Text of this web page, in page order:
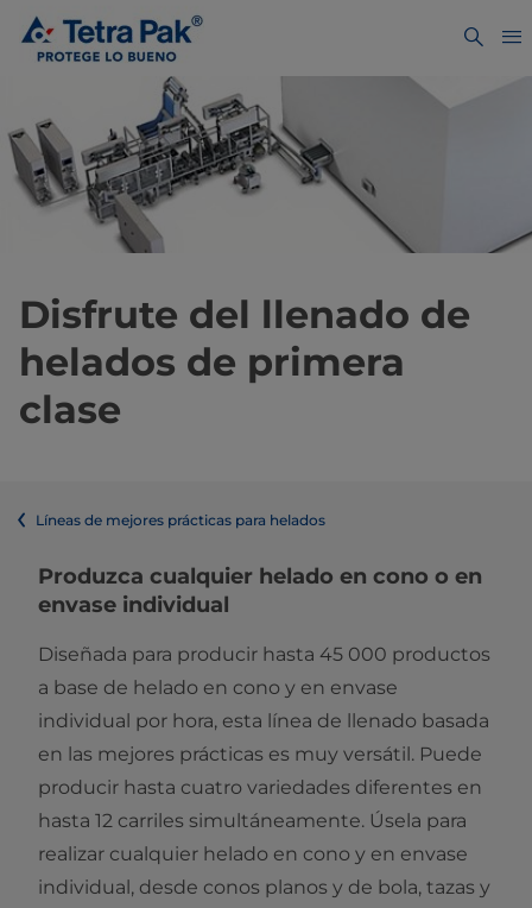
Disfrute del llenado de
helados de primera
clase
Líneas de mejores prácticas para helados
Produzca cualquier helado en cono o en
envase individual
Diseñada para producir hasta 45 000 productos
a base de helado en cono y en envase
individual por hora, esta línea de llenado basada
en las mejores prácticas es muy versátil. Puede
producir hasta cuatro variedades diferentes en
hasta 12 carriles simultáneamente. Úsela para
realizar cualquier helado en cono y en envase
individual, desde conos planos y de bola, tazas y